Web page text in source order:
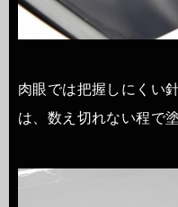
肉眼では把握しにくい
は、数え切れない程で